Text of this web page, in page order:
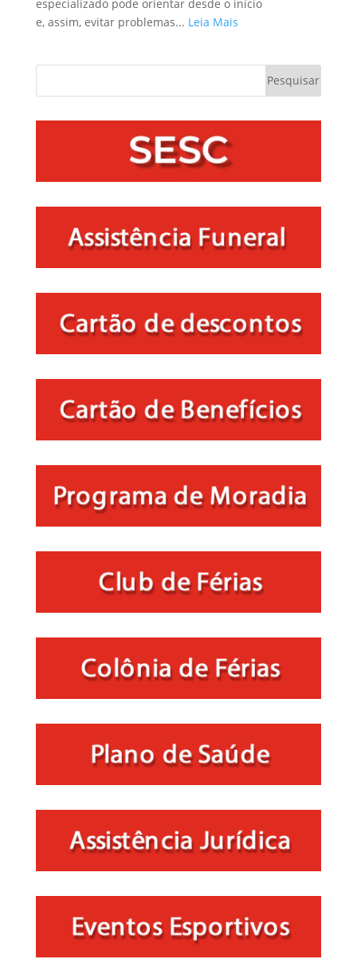
especializado pode orientar desde o início
e, assim, evitar problemas... Leia Mais